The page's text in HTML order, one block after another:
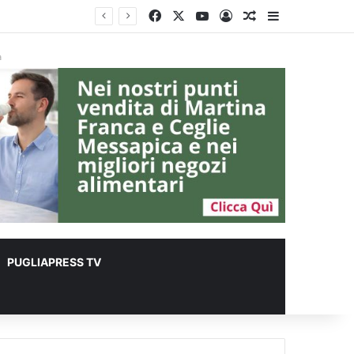
FacebookYou TubeAccediUn articolo a
PUGLIAPRESS TV